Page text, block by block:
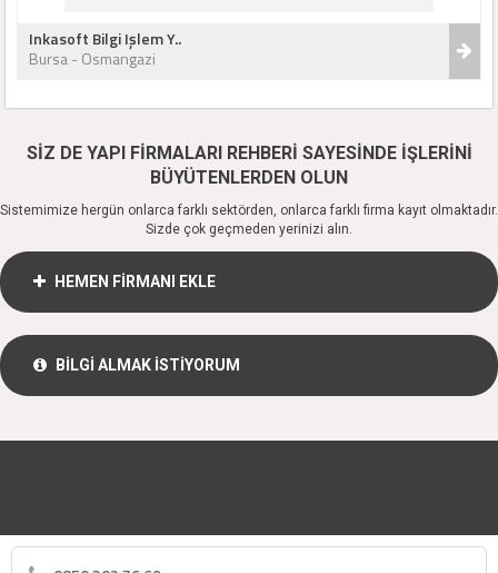
Inkasoft Bilgi Işlem Y..
Bursa - Osmangazi
SİZ DE YAPI FİRMALARI REHBERİ SAYESİNDE İŞLERİNİ
BÜYÜTENLERDEN OLUN
Sistemimize hergün onlarca farklı sektörden, onlarca farklı firma kayıt olmaktadır.
Sizde çok geçmeden yerinizi alın.
HEMEN FİRMANI EKLE
BİLGİ ALMAK İSTİYORUM